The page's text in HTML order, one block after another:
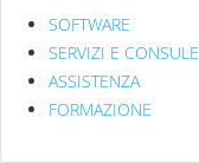
SOFTWARE
SERVIZI E
ASSISTENZA
FORMAZIONE